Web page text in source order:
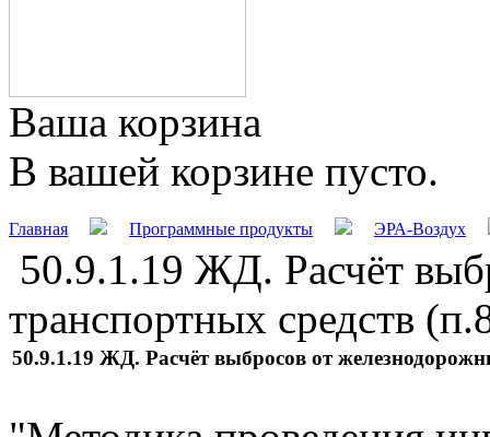
Ваша корзина
В вашей корзине пусто.
Главная Программные продукты ЭРА-Воздух
50.9.1.19 ЖД. Расчёт
транспортных средств
50.9.1.19 ЖД. Расчёт выбросов от